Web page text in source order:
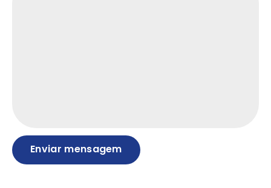
Enviar mensagem